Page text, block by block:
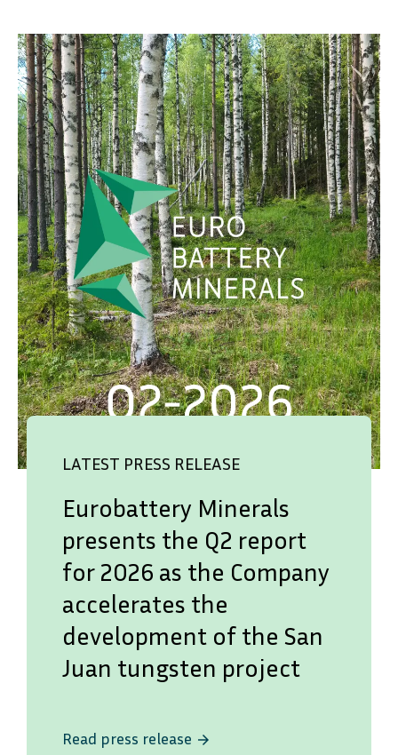
LATEST PRESS RELEASE
Eurobattery Minerals
presents the Q2 report
for 2026 as the Company
accelerates the
development of the San
Juan tungsten project
Read press release arrow_forward